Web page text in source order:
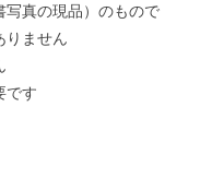
写真の現品）のもので
りません
です